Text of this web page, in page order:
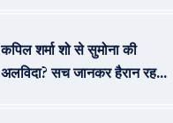
कपिल शर्मा शो से सुमोना की
अलविदा? सच जानकर हैरान रह